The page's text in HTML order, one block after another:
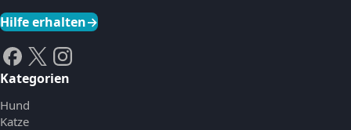
Hilfe erhalten→
Kategorien
Hund
Katze